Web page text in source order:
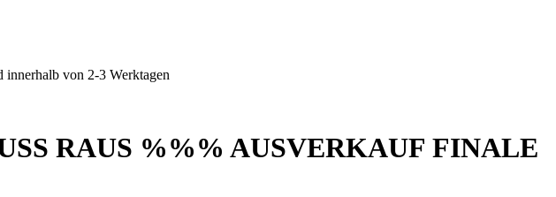
innerhalb von 2-3 Werktagen
RAUS %%% AUSVERKAUF FINALE